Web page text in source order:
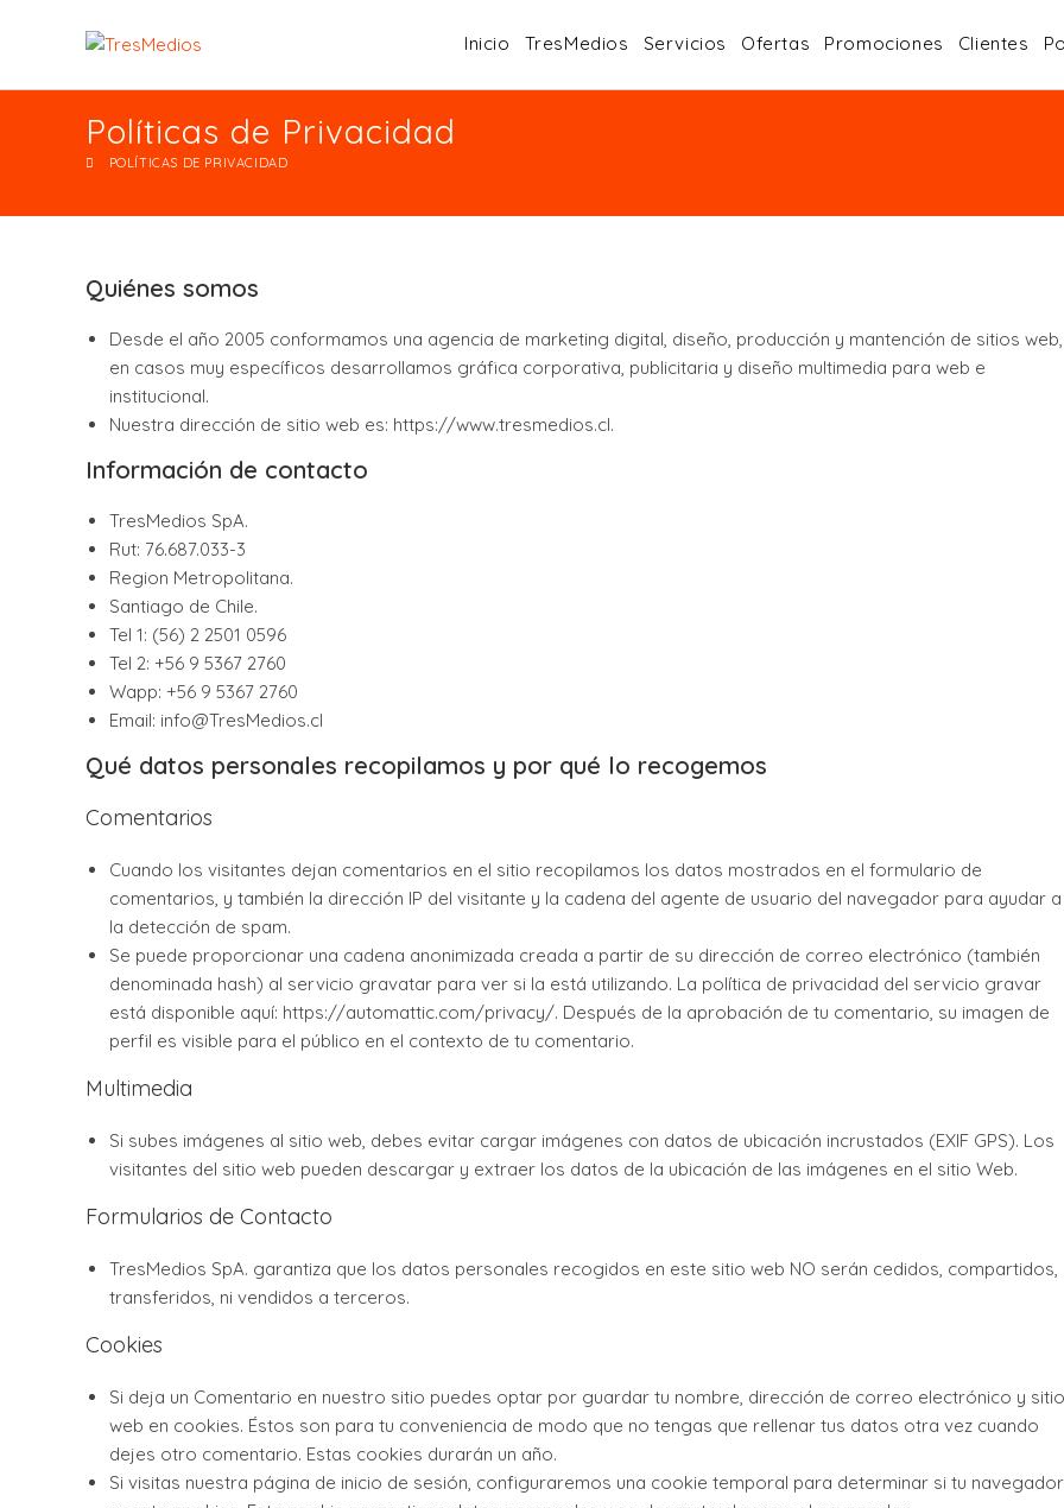
Inicio TresMedios Servicios Ofertas Promociones Clientes
Políticas de Privacidad
POLÍTICAS DE PRIVACIDAD
Quiénes somos
Desde el año 2005 conformamos una agencia de marketing digital, diseño, producción y mantención de sitios web,
en casos muy específicos desarrollamos gráfica corporativa, publicitaria y diseño multimedia para web e
institucional.
Nuestra dirección de sitio web es: https://www.tresmedios.cl.
Información de contacto
TresMedios SpA.
Rut: 76.687.033-3
Region Metropolitana.
Santiago de Chile.
Tel 1: (56) 2 2501 0596
Tel 2: +56 9 5367 2760
Wapp: +56 9 5367 2760
Email: info@TresMedios.cl
Qué datos personales recopilamos y por qué lo recogemos
Comentarios
Cuando los visitantes dejan comentarios en el sitio recopilamos los datos mostrados en el formulario de
comentarios, y también la dirección IP del visitante y la cadena del agente de usuario del navegador para ayudar a
la detección de spam.
Se puede proporcionar una cadena anonimizada creada a partir de su dirección de correo electrónico (también
denominada hash) al servicio gravatar para ver si la está utilizando. La política de privacidad del servicio gravar
está disponible aquí: https://automattic.com/privacy/. Después de la aprobación de tu comentario, su imagen de
perfil es visible para el público en el contexto de tu comentario.
Multimedia
Si subes imágenes al sitio web, debes evitar cargar imágenes con datos de ubicación incrustados (EXIF GPS). Los
visitantes del sitio web pueden descargar y extraer los datos de la ubicación de las imágenes en el sitio Web.
Formularios de Contacto
TresMedios SpA. garantiza que los datos personales recogidos en este sitio web NO serán cedidos, compartidos,
transferidos, ni vendidos a terceros.
Cookies
Si deja un Comentario en nuestro sitio puedes optar por guardar tu nombre, dirección de correo electrónico y sitio
web en cookies. Éstos son para tu conveniencia de modo que no tengas que rellenar tus datos otra vez cuando
dejes otro comentario. Estas cookies durarán un año.
Si visitas nuestra página de inicio de sesión, configuraremos una cookie temporal para determinar si tu navegador